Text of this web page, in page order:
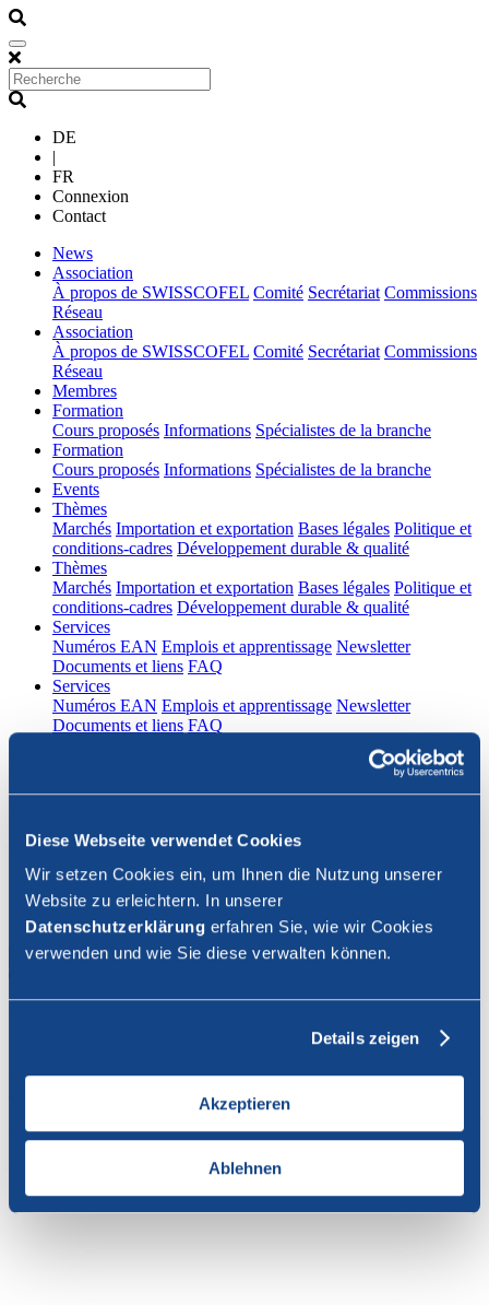
Diese Webseite verwendet Cookies
Wir setzen Cookies ein, um Ihnen die Nutzung unserer
Website zu erleichtern. In unserer
Datenschutzerklärung erfahren Sie, wie wir Cookies
verwenden und wie Sie diese verwalten können.
Details zeigen
Akzeptieren
Ablehnen
DE
|
FR
Connexion
Contact
News(current)
Association
À propos de SWISSCOFEL Comité Secrétariat Commissions
Réseau
Association
À propos de SWISSCOFEL Comité Secrétariat Commissions
Réseau
Membres(current)
Formation
Cours proposés Informations Spécialistes de la branche
Formation
Cours proposés Informations Spécialistes de la branche
Events(current)
Thèmes(current)
Marchés Importation et exportation Bases légales Politique et
conditions-cadres Développement durable & qualité
Thèmes(current)
Marchés Importation et exportation Bases légales Politique et
conditions-cadres Développement durable & qualité
Services(current)
Numéros EAN Emplois et apprentissage Newsletter
Documents et liens FAQ
Services(current)
Numéros EAN Emplois et apprentissage Newsletter
Documents et liens FAQ
FR
Connexion
Fermer la recherche
En tant que membre de SWISSCOFEL, vous pouvez vous
connecter avec votre nom d'utilisateur et le mot de passe pour
accéder au contenu de cette page.
Si vous n'avez pas encore d'accès, vous pouvez demander par e-mail
votre login personnel ausecrétariat.